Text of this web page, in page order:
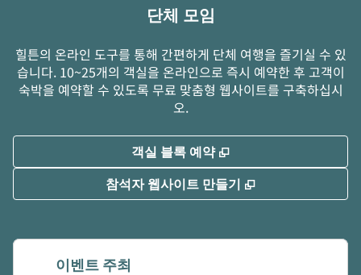
단체 모임
힐튼의 온라인 도구를 통해 간편하게 단체 여행을 즐기실 수 있
습니다. 10~25개의 객실을 온라인으로 즉시 예약한 후 고객이
숙박을 예약할 수 있도록 무료 맞춤형 웹사이트를 구축하십시
오.
객실 블록 예약 ,
참석자 웹사이트 만들기 ,
이벤트 주최